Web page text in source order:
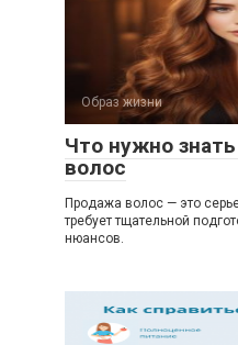
Образ жизни
Что нужно
волос
Продажа волос — это
требует тщательной
нюансов.